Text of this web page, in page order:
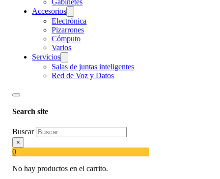
Gabinetes
Accesorios
Electrónica
Pizarrones
Cómputo
Varios
Servicios
Salas de juntas inteligentes
Red de Voz y Datos
Search site
Buscar
×
0
No hay productos en el carrito.